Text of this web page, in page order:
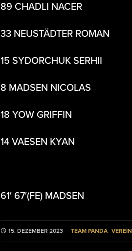
89 CHADLI NACER
33 NEUSTÄDTER ROMAN
15 SYDORCHUK SERHII
8 MADSEN NICOLAS
18 YOW GRIFFIN
14 VAESEN KYAN
61′ 67′(FE) MADSEN
15. DEZEMBER 2023 TEAM PANDA VEREIN